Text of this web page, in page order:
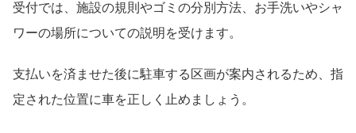
受付では、施設の規則やゴミの分別方法、お手洗いやシャ
ワーの場所についての説明を受けます。
支払いを済ませた後に駐車する区画が案内されるため、指
定された位置に車を正しく止めましょう。